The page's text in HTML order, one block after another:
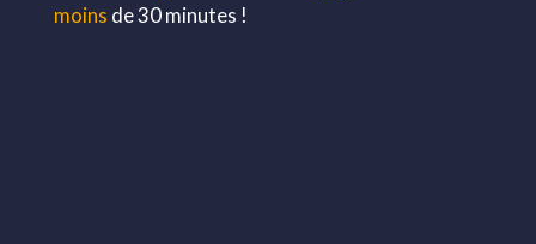
moins de 30 minutes !